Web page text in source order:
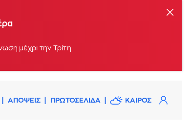
μέχρι την Τρίτη
ΑΠΟΨΕΙΣ ΠΡΩΤΟΣΕΛΙΔΑ ΚΑΙΡΟΣ